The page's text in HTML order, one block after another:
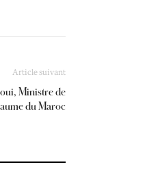
Article suivant
Ministre de
du Maroc